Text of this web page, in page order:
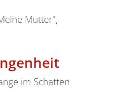
Mutter",
im Schatten